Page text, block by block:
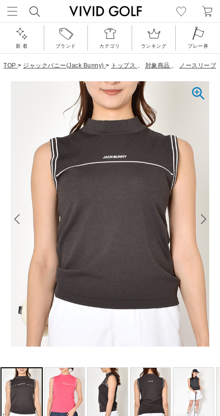
新 着 ブランド カテゴリ ランキング プレー券
TOP > ジャックバニー(Jack Bunny) > トップス 、 対象商品 、 ノースリーブ